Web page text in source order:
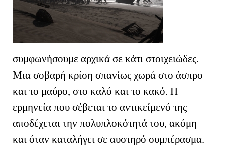
συμφωνήσουμε αρχικά σε κάτι στοιχειώδες.
Μια σοβαρή κρίση σπανίως χωρά στο άσπρο
και το μαύρο, στο καλό και το κακό. Η
ερμηνεία που σέβεται το αντικείμενό της
αποδέχεται την πολυπλοκότητά του, ακόμη
και όταν καταλήγει σε αυστηρό συμπέρασμα.